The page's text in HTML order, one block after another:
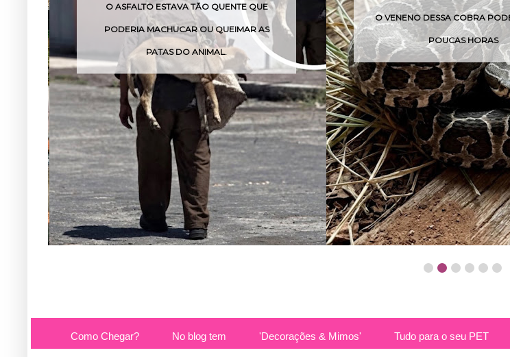
O ASFALTO ESTAVA TÃO QUENTE QUE
PODERIA MACHUCAR OU QUEIMAR AS
PATAS DO ANIMAL.
O VENENO DESSA COBRA PODE AGIR EM
POUCAS HORAS
Como Chegar? No blog tem 'Decorações & Mimos' Tudo para o seu PET